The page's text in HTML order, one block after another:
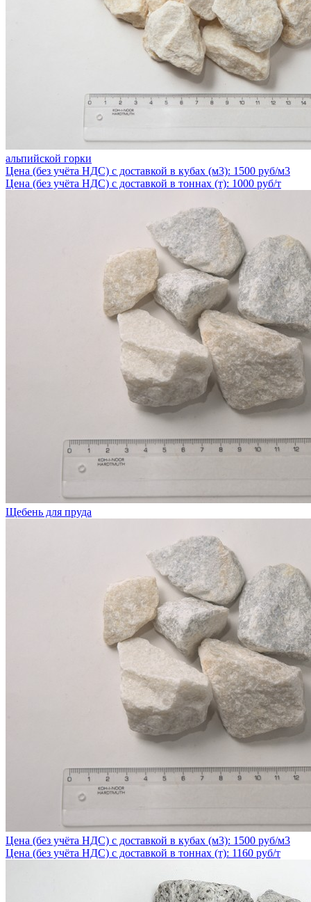
альпийской горки
Цена (без учёта НДС) с доставкой в кубах (м3): 1500 руб/м3
Цена (без учёта НДС) с доставкой в тоннах (т): 1000 руб/т
Щебень для пруда
Цена (без учёта НДС) с доставкой в кубах (м3): 1500 руб/м3
Цена (без учёта НДС) с доставкой в тоннах (т): 1160 руб/т